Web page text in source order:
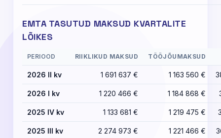
EMTA TASUTUD MAKSUD KVARTALITE
LÕIKES
PERIOOD RIIKLIKUD MAKSUD TÖÖJÕUMAKSUD
2026 II kv 1 691 637 € 1 163 560 €
2026 I kv 1 220 466 € 1 184 868 €
2025 IV kv 1 133 681 € 1 219 475 €
2025 III kv 2 274 973 € 1 221 466 €